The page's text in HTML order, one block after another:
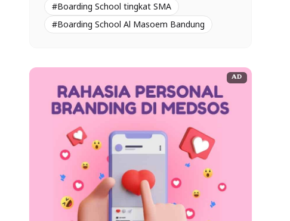
#Boarding School tingkat SMA
#Boarding School Al Masoem Bandung
AD